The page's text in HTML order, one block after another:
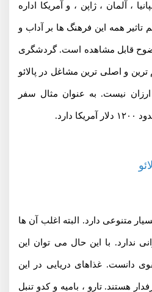
، آلمان ، ژاپن ، و آمریکا اداره
همه این فرهنگ ها بر آداب و
قابل مشاهده است. گردشگری
و اصلی ترین مشاغل در پالائو
نیست. به عنوان مثال سفر
دارد.
متنوعی دارد. البته اغلب آن ها
ندارد. با این حال می توان این
دانست. غذاهای دریایی در این
هستند. تارو ، بامیه و کدو تنبل